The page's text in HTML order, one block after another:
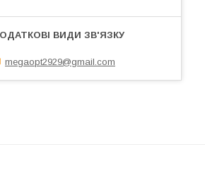
megaopt2929@gmail.com